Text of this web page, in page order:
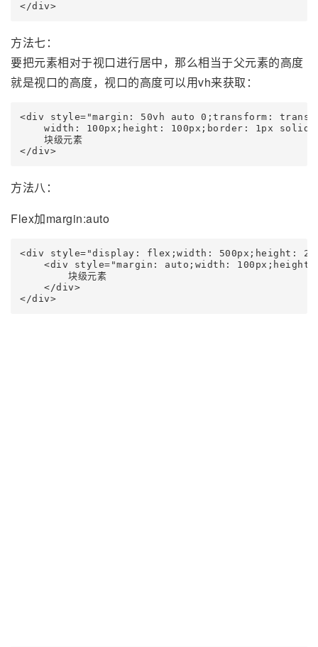
</div>
方法七：
要把元素相对于视口进行居中，那么相当于父元素的高度
就是视口的高度，视口的高度可以用vh来获取：
<div style="margin: 50vh auto 0;transform:
width: 100px;height: 100px;border: 1px solid
    块级元素
</div>
方法八：
Flex加margin:auto
<div style="display: flex;width: 500px;height:
<div style="margin: auto;width:
        块级元素
    </div>
</div>